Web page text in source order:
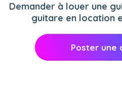
Demander à louer une
guitare en location
Poster une